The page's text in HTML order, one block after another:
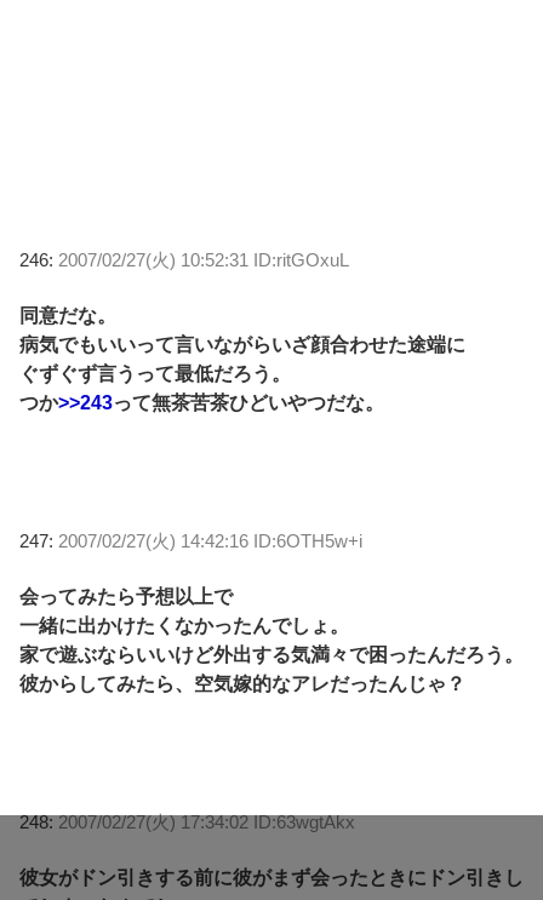
246: 2007/02/27(火) 10:52:31 ID:ritGOxuL
同意だな。
病気でもいいって言いながらいざ顔合わせた途端に
ぐずぐず言うって最低だろう。
つか>>243って無茶苦茶ひどいやつだな。
247: 2007/02/27(火) 14:42:16 ID:6OTH5w+i
会ってみたら予想以上で
一緒に出かけたくなかったんでしょ。
家で遊ぶならいいけど外出する気満々で困ったんだろう。
彼からしてみたら、空気嫁的なアレだったんじゃ？
248:2007/02/27(火) 17:34:02 ID:63wgtAkx
彼女がドン引きする前に彼がまず会ったときにドン引きし